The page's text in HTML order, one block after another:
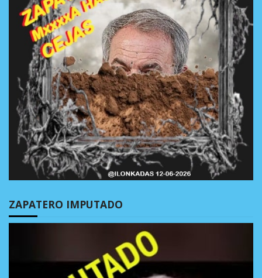
ZAPATERO IMPUTADO